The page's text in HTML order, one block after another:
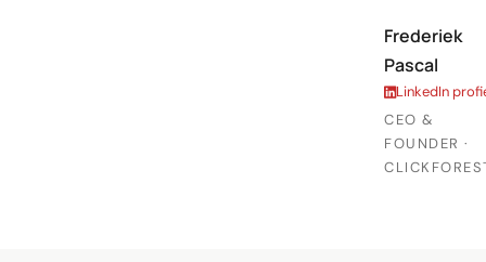
Frederiek
Pascal
LinkedIn
CEO &
FOUNDER ·